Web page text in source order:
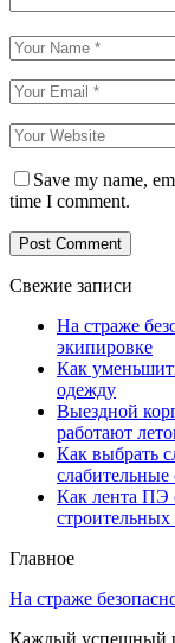
Save my name,
time I comment.
Свежие записи
На страже
экипировке
Как
одежду
Выездной
работают
Как выбрать
слабительные
Как лента ПЭ
Главное
На страже
Каждый успешный